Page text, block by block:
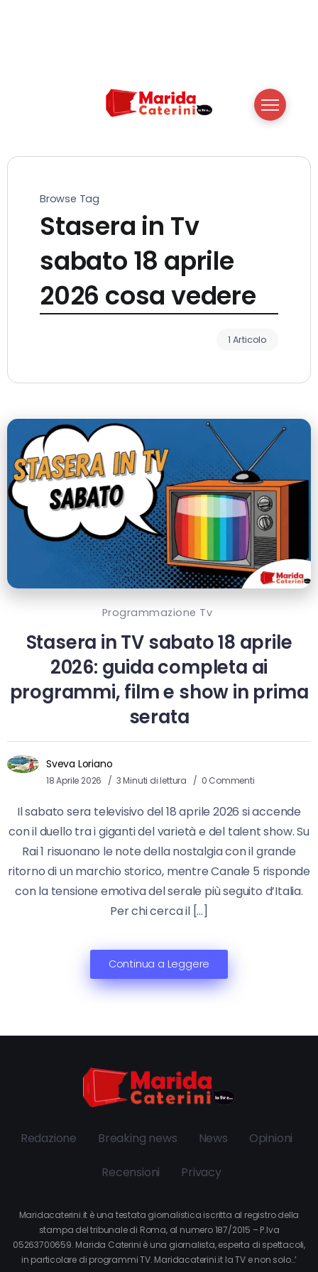
Browse Tag
Stasera in Tv
sabato 18 aprile
2026 cosa vedere
1 Articolo
Programmazione Tv
Stasera in TV sabato 18 aprile
2026: guida completa ai
programmi, film e show in prima
serata
Sveva Loriano
18 Aprile 2026 3 Minuti di lettura 0 Commenti
Il sabato sera televisivo del 18 aprile 2026 si accende
con il duello tra i giganti del varietà e del talent show. Su
Rai 1 risuonano le note della nostalgia con il grande
ritorno di un marchio storico, mentre Canale 5 risponde
con la tensione emotiva del serale più seguito d’Italia.
Per chi cerca il […]
Continua a Leggere
Redazione Breaking news News Opinioni
Recensioni Privacy
Maridacaterini.it è una testata giornalistica iscritta al registro della
stampa del tribunale di Roma, al numero 187/2015 – P.Iva
05263700659. Marida Caterini è una giornalista, esperta di spettacoli,
in particolare di programmi TV. Maridacaterini.it la TV e non solo…’